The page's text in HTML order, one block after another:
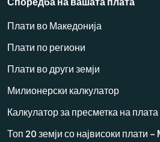
Плати во Македонија
Плати по региони
Плати во други земји
Милионерски калкулатор
Калкулатор за пресметка на
Топ 20 земји со највисоки плати